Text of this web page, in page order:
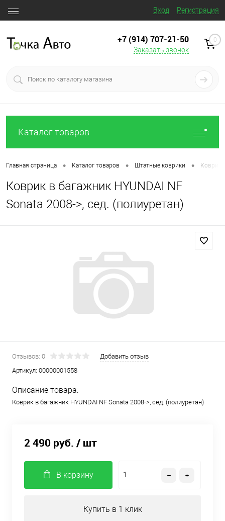
Вход Регистрация
+7 (914) 707‒21‒50
Заказать звонок
0
Каталог товаров
Главная страница • Каталог товаров • Штатные коврики • Коврик
Коврик в багажник HYUNDAI NF
Sonata 2008->, сед. (полиуретан)
Отзывов: 0
Добавить отзыв
Артикул: 00000001558
Описание товара:
Коврик в багажник HYUNDAI NF Sonata 2008->, сед. (полиуретан)
2 490 руб. / шт
В корзину
Купить в 1 клик